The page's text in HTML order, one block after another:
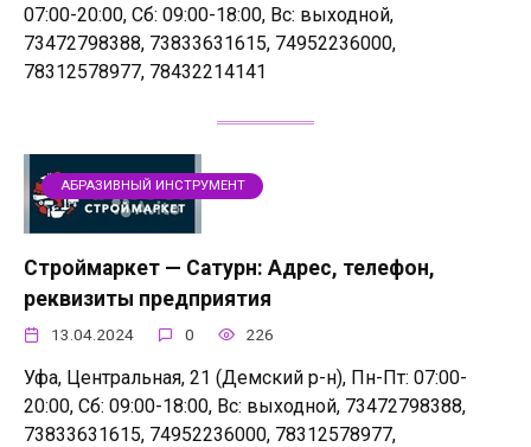
07:00-20:00, Сб: 09:00-18:00, Вс: выходной,
73472798388, 73833631615, 74952236000,
78312578977, 78432214141
АБРАЗИВНЫЙ ИНСТРУМЕНТ
Строймаркет — Сатурн: Адрес, телефон,
реквизиты предприятия
13.04.2024 0 226
Уфа, Центральная, 21 (Демский р-н), Пн-Пт: 07:00-
20:00, Сб: 09:00-18:00, Вс: выходной, 73472798388,
73833631615, 74952236000, 78312578977,